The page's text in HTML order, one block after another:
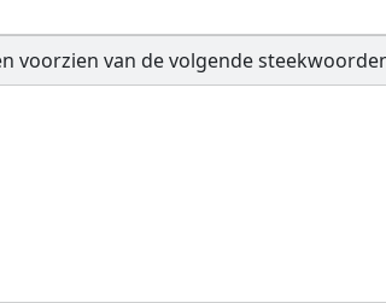
voorzien van de volgende